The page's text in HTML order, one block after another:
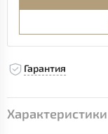
Гарантия
Характеристики